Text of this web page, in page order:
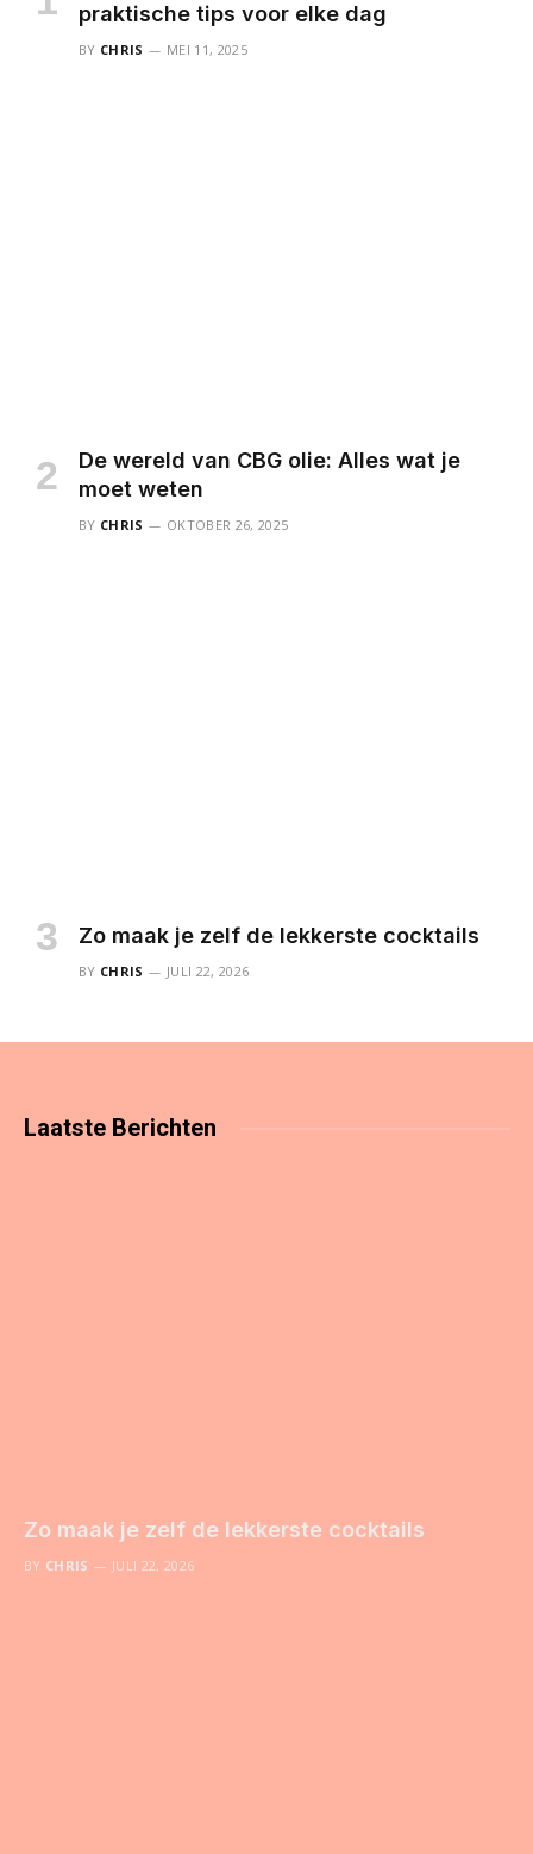
praktische tips voor elke dag
BY CHRIS MEI 11, 2025
De wereld van CBG olie: Alles wat je
moet weten
BY CHRIS OKTOBER 26, 2025
Zo maak je zelf de lekkerste cocktails
BY CHRIS JULI 22, 2026
Laatste Berichten
Zo maak je zelf de lekkerste cocktails
BY CHRIS JULI 22, 2026